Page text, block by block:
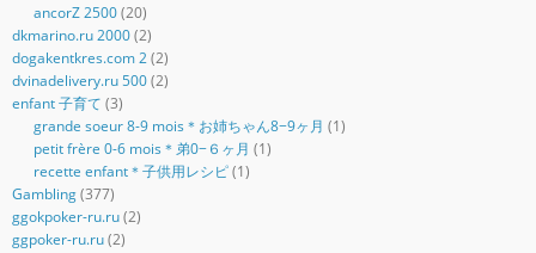
ancorZ 2500(20)
dkmarino.ru 2000(2)
dogakentkres.com 2(2)
dvinadelivery.ru 500(2)
enfant 子育て (3)
grande soeur 8-9 mois＊お姉ちゃん8−9ヶ月 (1)
petit frère 0-6 mois＊弟0−６ヶ月 (1)
recette enfant＊子供用レシピ(1)
Gambling(377)
ggokpoker-ru.ru(2)
ggpoker-ru.ru(2)